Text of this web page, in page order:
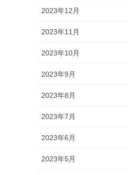
2023年12月
2023年11月
2023年10月
2023年9月
2023年8月
2023年7月
2023年6月
2023年5月